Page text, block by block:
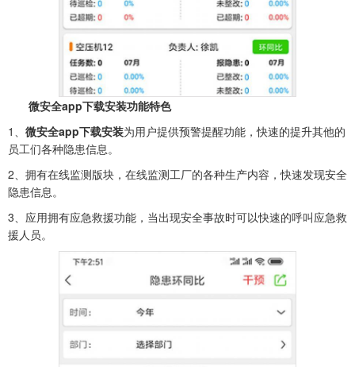
微安全app下载安装功能特色
1、 微安全app下载安装为用户提供预警提醒功能，快速的提升其他的
员工们各种隐患信息。
2、拥有在线监测版块，在线监测工厂的各种生产内容，快速发现安全
隐患信息。
3、应用拥有应急救援功能，当出现安全事故时可以快速的呼叫应急救
援人员。